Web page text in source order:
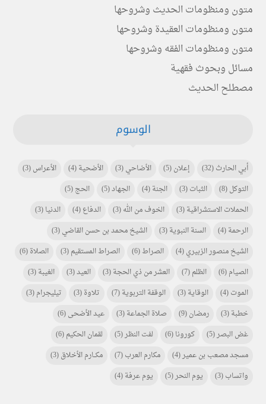
متون ومنظومات الحديث وشروحها
متون ومنظومات العقيدة وشروحها
متون ومنظومات الفقه وشروحها
مسائل وبحوث فقهية
مصطلح الحديث
الوسوم
أبي الحارث(32) إعلان(5) الأضاحي(3) الأضحية(4) الأعراس(3)
التوكل(8) الثبات(3) الجنة(4) الجهاد(5) الحج(5)
الحملات الاستشراقية(3) الخوف من الله(3) الدفاع(4) الدنيا(3)
الرحمة(4) السنة النبوية(3) الشيخ محمد بن حسن القاضي(3)
الشيخ منصور الزبيري(4) الصراط(6) الصراط المستقيم(3) الصلاة(6)
الصيام(6) الظلم(7) العشر من ذي الحجة(3) العيد(3) الغيبة(3)
الموت(4) الوقاية(3) الوقفة التربوية(7) تلاوة(3) تيليجرام(3)
خطبة(3) رمضان(9) صلاة الجماعة(3) عيد الأضحى(6)
غض البصر(5) كورونا(6) لفت النظر(5) لقمان الحكيم(6)
مسجد مصعب بن عمير(4) مكارم العرب(7) مكـــارم الأخلاق(3)
واتساب(3) يوم النحر(5) يوم عرفة(4)